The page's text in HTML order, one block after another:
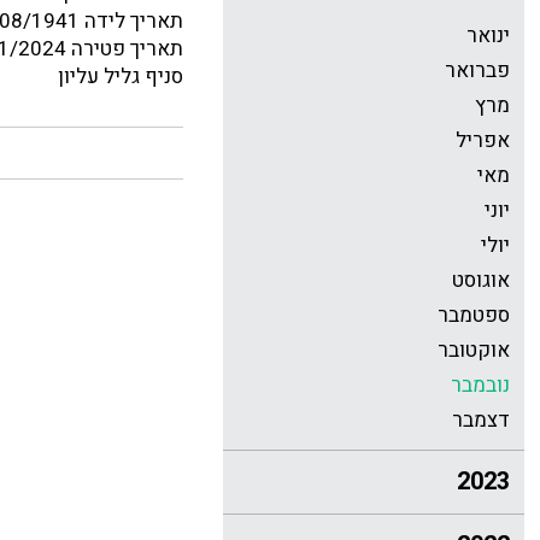
ינואר
פברואר
מרץ
אפריל
מאי
יוני
יולי
אוגוסט
ספטמבר
אוקטובר
נובמבר
דצמבר
2023
תאריך לידה 10/08/1941
תאריך פטירה 28/11/2024
סניף גליל עליון